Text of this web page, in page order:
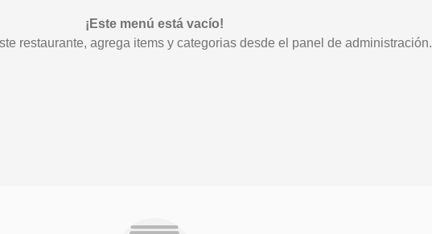
¡Este menú está vacío!
restaurante, agrega items y categorias desde el panel de administración.